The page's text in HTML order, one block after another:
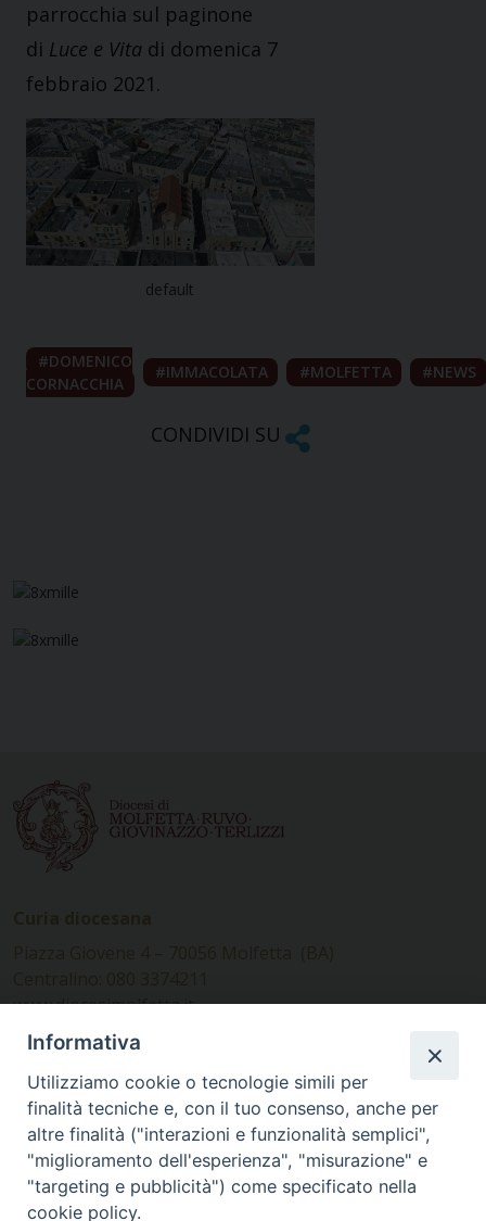
parrocchia sul paginone
di Luce e Vita di domenica 7
febbraio 2021.
default
DOMENICO
CORNACCHIA
IMMACOLATA MOLFETTA NEWS
CONDIVIDI SU
www.diocesimolfetta.it –
diocesimolfetta@pec.chiesacattolica.it
Ufficio Comunicazioni sociali
Piazza Giovene 4 – 70056 Molfetta (BA)
comunicazionisociali@diocesimolfetta.it
Informativa
Utilizziamo cookie o tecnologie simili per
finalità tecniche e, con il tuo consenso, anche per
altre finalità ("interazioni e funzionalità semplici",
"miglioramento dell'esperienza", "misurazione" e
"targeting e pubblicità") come specificato nella
cookie policy.